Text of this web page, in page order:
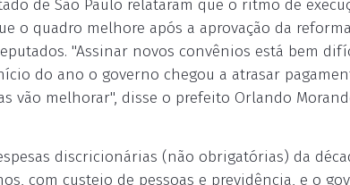
de São Paulo relataram que o ritmo de
o quadro melhore após a aprovação da
"Assinar novos convênios está bem
do ano o governo chegou a atrasar
vão melhorar", disse o prefeito Orlando
discricionárias (não obrigatórias) da
com custeio de pessoas e previdência, e o